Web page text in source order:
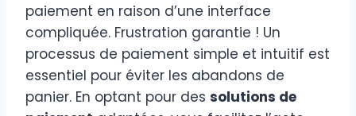
paiement en raison d’une interface
compliquée. Frustration garantie ! Un
processus de paiement simple et intuitif est
essentiel pour éviter les abandons de
panier. En optant pour des solutions de